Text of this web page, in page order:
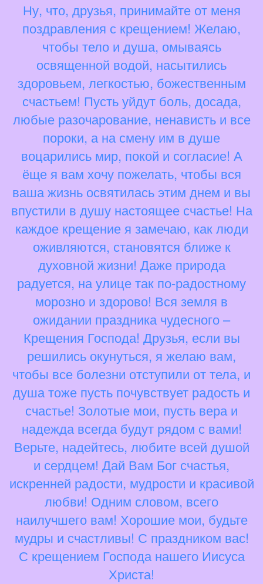
Ну, что, друзья, принимайте от меня
поздравления с крещением! Желаю,
чтобы тело и душа, омываясь
освященной водой, насытились
здоровьем, легкостью, божественным
счастьем! Пусть уйдут боль, досада,
любые разочарование, ненависть и все
пороки, а на смену им в душе
воцарились мир, покой и согласие! А
ёще я вам хочу пожелать, чтобы вся
ваша жизнь освятилась этим днем и вы
впустили в душу настоящее счастье! На
каждое крещение я замечаю, как люди
оживляются, становятся ближе к
духовной жизни! Даже природа
радуется, на улице так по-радостному
морозно и здорово! Вся земля в
ожидании праздника чудесного –
Крещения Господа! Друзья, если вы
решились окунуться, я желаю вам,
чтобы все болезни отступили от тела, и
душа тоже пусть почувствует радость и
счастье! Золотые мои, пусть вера и
надежда всегда будут рядом с вами!
Верьте, надейтесь, любите всей душой
и сердцем! Дай Вам Бог счастья,
искренней радости, мудрости и красивой
любви! Одним словом, всего
наилучшего вам! Хорошие мои, будьте
мудры и счастливы! С праздником вас!
С крещением Господа нашего Иисуса
Христа!